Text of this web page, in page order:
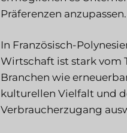
Präferenzen anzupassen.
In Französisch-
Wirtschaft ist stark vom
Branchen wie
kulturellen Vielfalt und
Verbraucherzugang